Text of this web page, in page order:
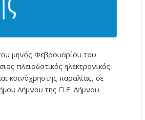
μηνός Φεβρουαρίου του
πλειοδοτικός ηλεκτρονικός
κοινόχρηστης παραλίας, σε
Λήμνου της Π.Ε. Λήμνου.